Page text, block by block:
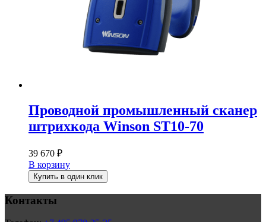
Проводной промышленный сканер
штрихкода Winson ST10-70
39 670 ₽
В корзину
Купить в один клик
Контакты